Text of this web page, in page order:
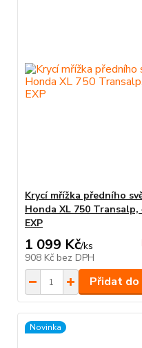
Krycí mřížka předního
Honda XL 750 Transalp,
EXP
1 099 Kč/ks
908 Kč bez DPH
Přidat do
Novinka